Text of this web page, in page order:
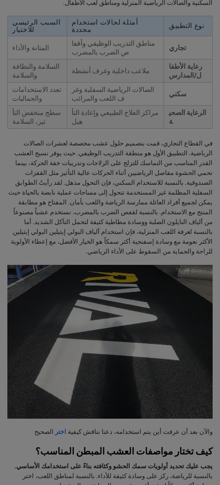
السكنية والصالات الرياضية المنزلية ومناطق لعب الأطفال.
نوع التطبيق
أمثلة لحالات استخدام
محددة
السبب الرئيسي
للاختيار
تجاري
مناطق التدريب الوظيفي وأقفا
ص الضرب بالمضرب
المتانة والأداء
رعاية الأطفا
ل/المدارس
ملاعب داخلية وغرف أنشطة
السلامة والنظافة
والسلامة
سكني
الصالات الرياضية السفلية وغر
ف اللعب والمرائب
تعدد الاستخدامات
والجماليات
الرعاية الصحي
ة
مراكز العلاج الطبيعي وإعادة التأ
هيل
سطح منخفض التأ
ثير، السلامة
في القطاع التجاري، قمت بتصميم حلول عشب مخصصة لعشرات الصالات
الرياضية. التطبيق الأول هو منطقة التدريب الوظيفي. حيث يوفر نسيج العشب
القدر المناسب من التماسك للتزلج على الزلاجات وتدريبات خفة الحركة، بينما
تحمي الحشوة مفاصل الرياضيين أثناء الحركات عالية التأثير مثل القفزات
الصندوقية. بالنسبة للاستخدام السكني، فإن التحول مذهل. لقد رأيتُ الطوابق
السفلية المظلمة غير المستخدمة تتحول إلى مساحات عملية نابضة بالحياة حيث
يمكن لجميع أفراد العائلة ممارسة الرياضة واللعب بأمان. المفتاح هو مطابقة
المنتج مع الاستخدام. بالنسبة لقفص الضرب بالمضرب، نستخدم عشباً مصنوعاً
من ألياف النايلون الصلبة ووسادة مطاطية كثيفة لتحمل التآكل الشديد. أما
بالنسبة لغرفة اللعب المنزلية، فإن استخدام ألياف البولي إيثيلين البولي إيثيلين
الأكثر نعومة مع وسادة إسفنجية أكثر سمكاً هو الخيار الأفضل، مع إعطاء الأولوية
للراحة والحماية من السقوط على الأداء الرياضي.
والآن بعد أن عرفت أين يتم استخدامه، دعنا نناقش كيفية اختر الصحيح
كيف تختار مواصفات العشب المبطن المناسب؟
يجب عليك تحديد أولويات سمك الحشو وكثافته بناءً على استخدامك الأساسي.
بالنسبة للرياضة، ركز على وسادة كثيفة للأداء. بالنسبة لمناطق اللعب، اختر